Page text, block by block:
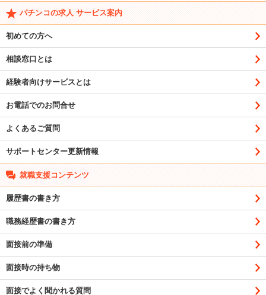
パチンコの求人 サービス案内
初めての方へ
相談窓口とは
経験者向けサービスとは
お電話でのお問合せ
よくあるご質問
サポートセンター更新情報
就職支援コンテンツ
履歴書の書き方
職務経歴書の書き方
面接前の準備
面接時の持ち物
面接でよく聞かれる質問